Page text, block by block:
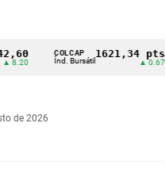
COLCAP
Índ. Bursátil
1621,34 pts
de 2026